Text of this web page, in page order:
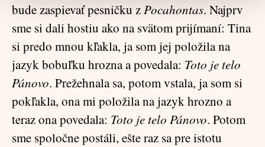
bude zaspievať pesničku zPocahontas. Najprv
sme si dali hostiu ako na svätom prijímaní: Tina
si predo mnou kľakla, ja som jej položila na
jazyk bobuľku hrozna a povedala: Toto je telo
Pánovo. Prežehnala sa, potom vstala, ja som si
pokľakla, ona mi položila na jazyk hrozno a
teraz ona povedala: Toto je telo Pánovo. Potom
sme spoločne postáli, ešte raz sa pre istotu